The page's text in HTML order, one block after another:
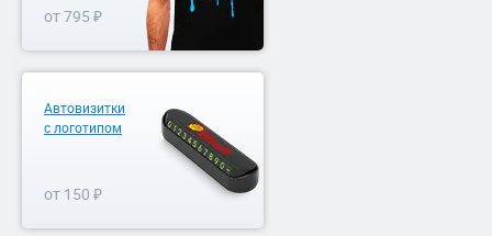
от 795 ₽
Автовизитки
с логотипом
от 150 ₽